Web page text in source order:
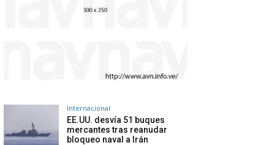
Internacional
EE.UU. desvía 51 buques
mercantes tras reanudar
bloqueo naval a Irán